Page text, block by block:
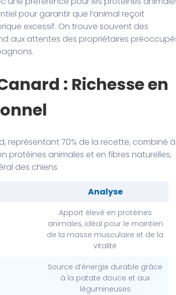
pour garantir que l’animal reçoit
excessif. On trouve souvent des
aux attentes des propriétaires
: Richesse en
représentant 70% de la recette, combiné à
protéines animales et en fibres naturelles,
des chiens.
Analyse
Apport élevé en protéines
animales, idéal pour le maintien
de la masse musculaire et de la
vitalité
Source d’énergie durable grâce
à la patate douce et aux
légumineuses